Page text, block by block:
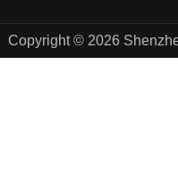
Copyright © 2026